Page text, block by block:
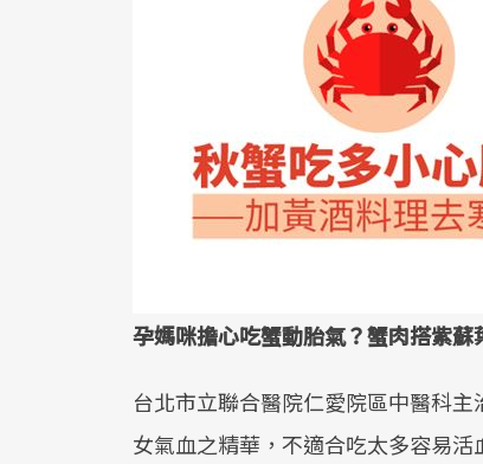
孕媽咪擔心吃蟹動胎氣？蟹肉搭紫蘇
台北市立聯合醫院仁愛院區中醫科
女氣血之精華，不適合吃太多容易